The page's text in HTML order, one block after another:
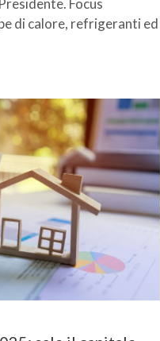
Focus
di calore, refrigeranti ed